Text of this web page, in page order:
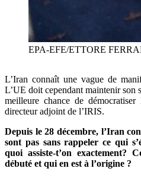
EPA-EFE/ETTORE
L’Iran connaît une vague de
L’UE doit cependant maintenir son
meilleure chance de
directeur adjoint de l’IRIS.
Depuis le 28 décembre, l’Iran
sont pas sans rappeler ce qui
quoi assiste-t’on exactement?
débuté et qui en est à l’origine ?